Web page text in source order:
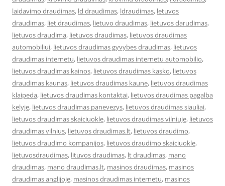
laidavimo draudimas, ld draudimas, ldraudimas, letuvos
draudimas, liet draudimas, lietuvo draudimas, lietuvos darudimas,
lietuvos draudima, lietuvos draudimas, lietuvos draudimas
automobiliui, lietuvos draudimas gyvybes draudimas, lietuvos
draudimas internetu, lietuvos draudimas internetu automobilio,
lietuvos draudimas kainos, lietuvos draudimas kasko, lietuvos
draudimas kaunas, lietuvos draudimas kaune, lietuvos draudimas
klaipeda, lietuvos draudimas kontaktai, lietuvos draudimas pagalba
kelyje, lietuvos draudimas panevezys, lietuvos draudimas siauliai,
lietuvos draudimas skaiciuokle, lietuvos draudimas vilniuje, lietuvos
draudimas vilnius, lietuvos draudimas.lt, lietuvos draudimo,
lietuvos draudimo kompanijos, lietuvos draudimo skaiciuokle,
lietuvosdraudimas, lituvos draudimas, lt draudimas, mano
draudimas, mano draudimas.lt, masinos draudimas, masinos
draudimas anglijoje, masinos draudimas internetu, masinos